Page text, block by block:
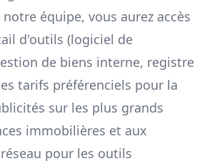
équipe, vous aurez accès
d'outils (logiciel de
de biens interne, registre
tarifs préférenciels pour la
sur les plus grands
immobilières et aux
pour les outils